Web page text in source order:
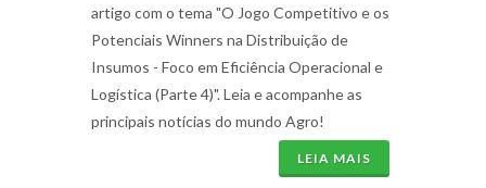
artigo com o tema "O Jogo Competitivo e os
Potenciais Winners na Distribuição de
Insumos - Foco em Eficiência Operacional e
Logística (Parte 4)". Leia e acompanhe as
principais notícias do mundo Agro!
LEIA MAIS